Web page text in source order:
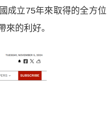
立75年來取得的全方位
的利好。